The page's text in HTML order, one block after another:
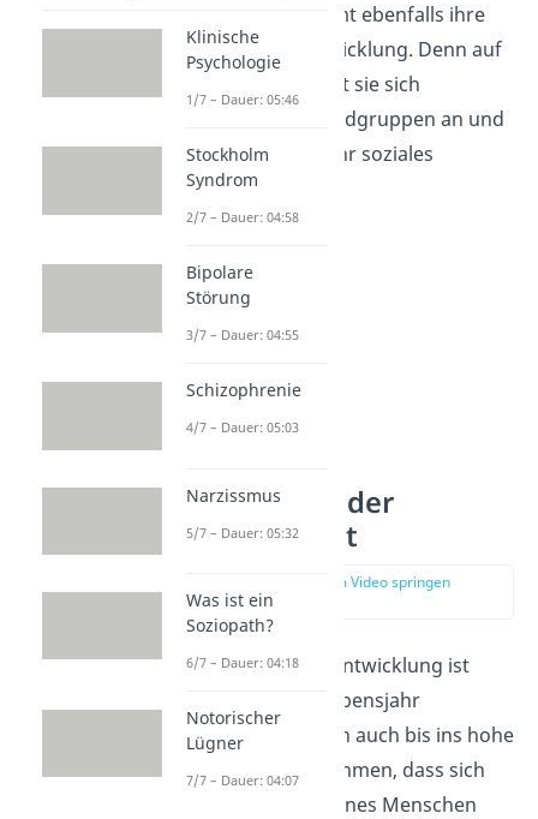
präsentiert, bestimmt ebenfalls ihre
Persönlichkeitsentwicklung. Denn auf
Basis dessen schließt sie sich
beispielsweise Jugendgruppen an und
bestimmt dadurch ihr soziales
Umfeld.
Veränderung der
Persönlichkeit
zur Stelle im Video springen
(03:50)
Die Persönlichkeitsentwicklung ist
meist bis zum 30. Lebensjahr
abgeschlossen. Doch auch bis ins hohe
Alter kann es vorkommen, dass sich
eines Menschen
Klinische
Psychologie
1/7 – Dauer: 05:46
Stockholm
Syndrom
2/7 – Dauer: 04:58
Bipolare
Störung
3/7 – Dauer: 04:55
Schizophrenie
4/7 – Dauer: 05:03
Narzissmus
5/7 – Dauer: 05:32
Was ist ein
Soziopath?
6/7 – Dauer: 04:18
Notorischer
Lügner
7/7 – Dauer: 04:07